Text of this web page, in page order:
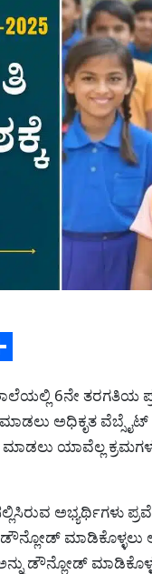
6ನೇ ತರಗತಿಯ
ಅಧಿಕೃತ ವೆಬ್ಸೈಟ್
ಯಾವೆಲ್ಲ
ಅಭ್ಯರ್ಥಿಗಳು
ಮಾಡಿಕೊಳ್ಳಲು
ಡೌನ್ಲೋಡ್